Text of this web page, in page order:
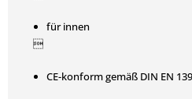
für innen

CE-konform gemäß DIN EN